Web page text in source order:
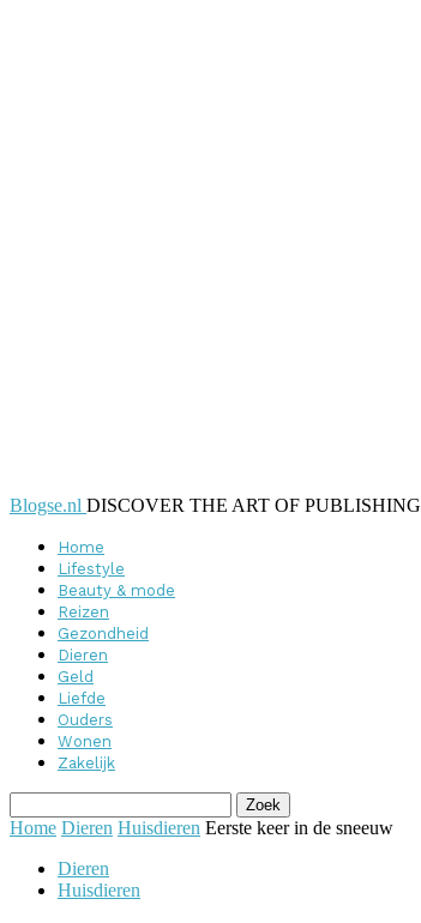
Blogse.nl DISCOVER THE ART OF PUBLISHING
Home
Lifestyle
Beauty & mode
Reizen
Gezondheid
Dieren
Geld
Liefde
Ouders
Wonen
Zakelijk
Home Dieren Huisdieren Eerste keer in de sneeuw
Dieren
Huisdieren